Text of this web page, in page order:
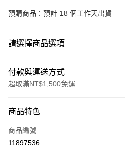
預購商品：預計 18 個工作天出貨
請選擇商品選項
付款與運送方式
超取滿NT$1,500免運
信用卡一次付款
超商取貨付款
商品特色
商品編號
11897536